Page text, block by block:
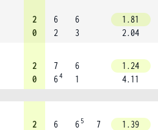
2
0
6
2
6
3
1.81
2.04
2
0
7
64
6
1
1.24
4.11
2
6
6 5
7
1.39